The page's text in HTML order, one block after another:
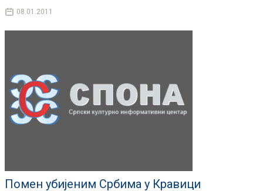
08.01.2011
Помен убијеним Србима у Кравици